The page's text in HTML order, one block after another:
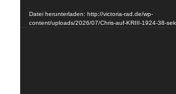
Datei herunterladen: http://victoria-rad.de/wp-
content/uploads/2026/07/Chris-auf-KRIII-1924-38-